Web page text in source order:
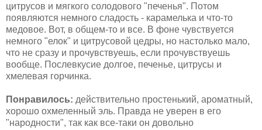
цитрусов и мягкого солодового "печенья". Потом
появляются немного сладость - карамелька и что-то
медовое. Вот, в общем-то и все. В фоне чувствуется
немного "елок" и цитрусовой цедры, но настолько мало,
что не сразу и прочувствуешь, если прочувствуешь
вообще. Послевкусие долгое, печенье, цитрусы и
хмелевая горчинка.
Понравилось: действительно простенький, ароматный,
хорошо охмеленный эль. Правда не уверен в его
"народности", так как все-таки он довольно